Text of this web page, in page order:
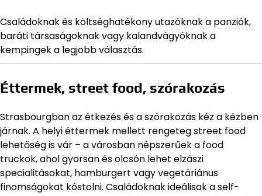
Családoknak és költséghatékony utazóknak a panziók,
baráti társaságoknak vagy kalandvágyóknak a
kempingek a legjobb választás.
Éttermek, street food, szórakozás
Strasbourgban az étkezés és a szórakozás kéz a kézben
járnak. A helyi éttermek mellett rengeteg street food
lehetőség is vár – a városban népszerűek a food
truckok, ahol gyorsan és olcsón lehet elzászi
specialitásokat, hamburgert vagy vegetáriánus
finomságokat kóstolni. Családoknak ideálisak a self-